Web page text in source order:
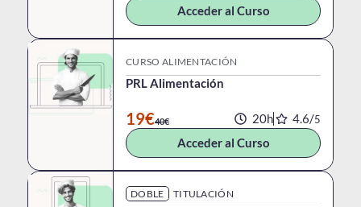
Acceder al Curso
CURSO ALIMENTACIÓN
PRL Alimentación
19€40€ 20h 4.6/5
Acceder al Curso
DOBLE TITULACIÓN